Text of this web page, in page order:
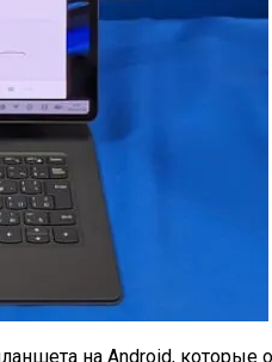
на Android,